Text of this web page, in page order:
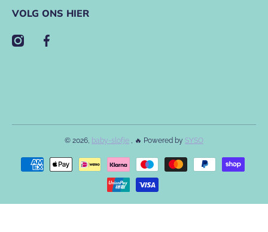
VOLG ONS HIER
instagramcom/babyslofje/
facebookcom/babyslofje
© 2026, baby-slofje , 🔥 Powered by SYSO
Betaalmethodes